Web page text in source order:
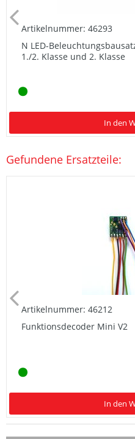
Artikelnummer: 46293
N LED-
1./2. Klasse und 2. Klasse
In den
Gefundene Ersatzteile:
Artikelnummer: 46212
Funktionsdecoder Mini V2
In den